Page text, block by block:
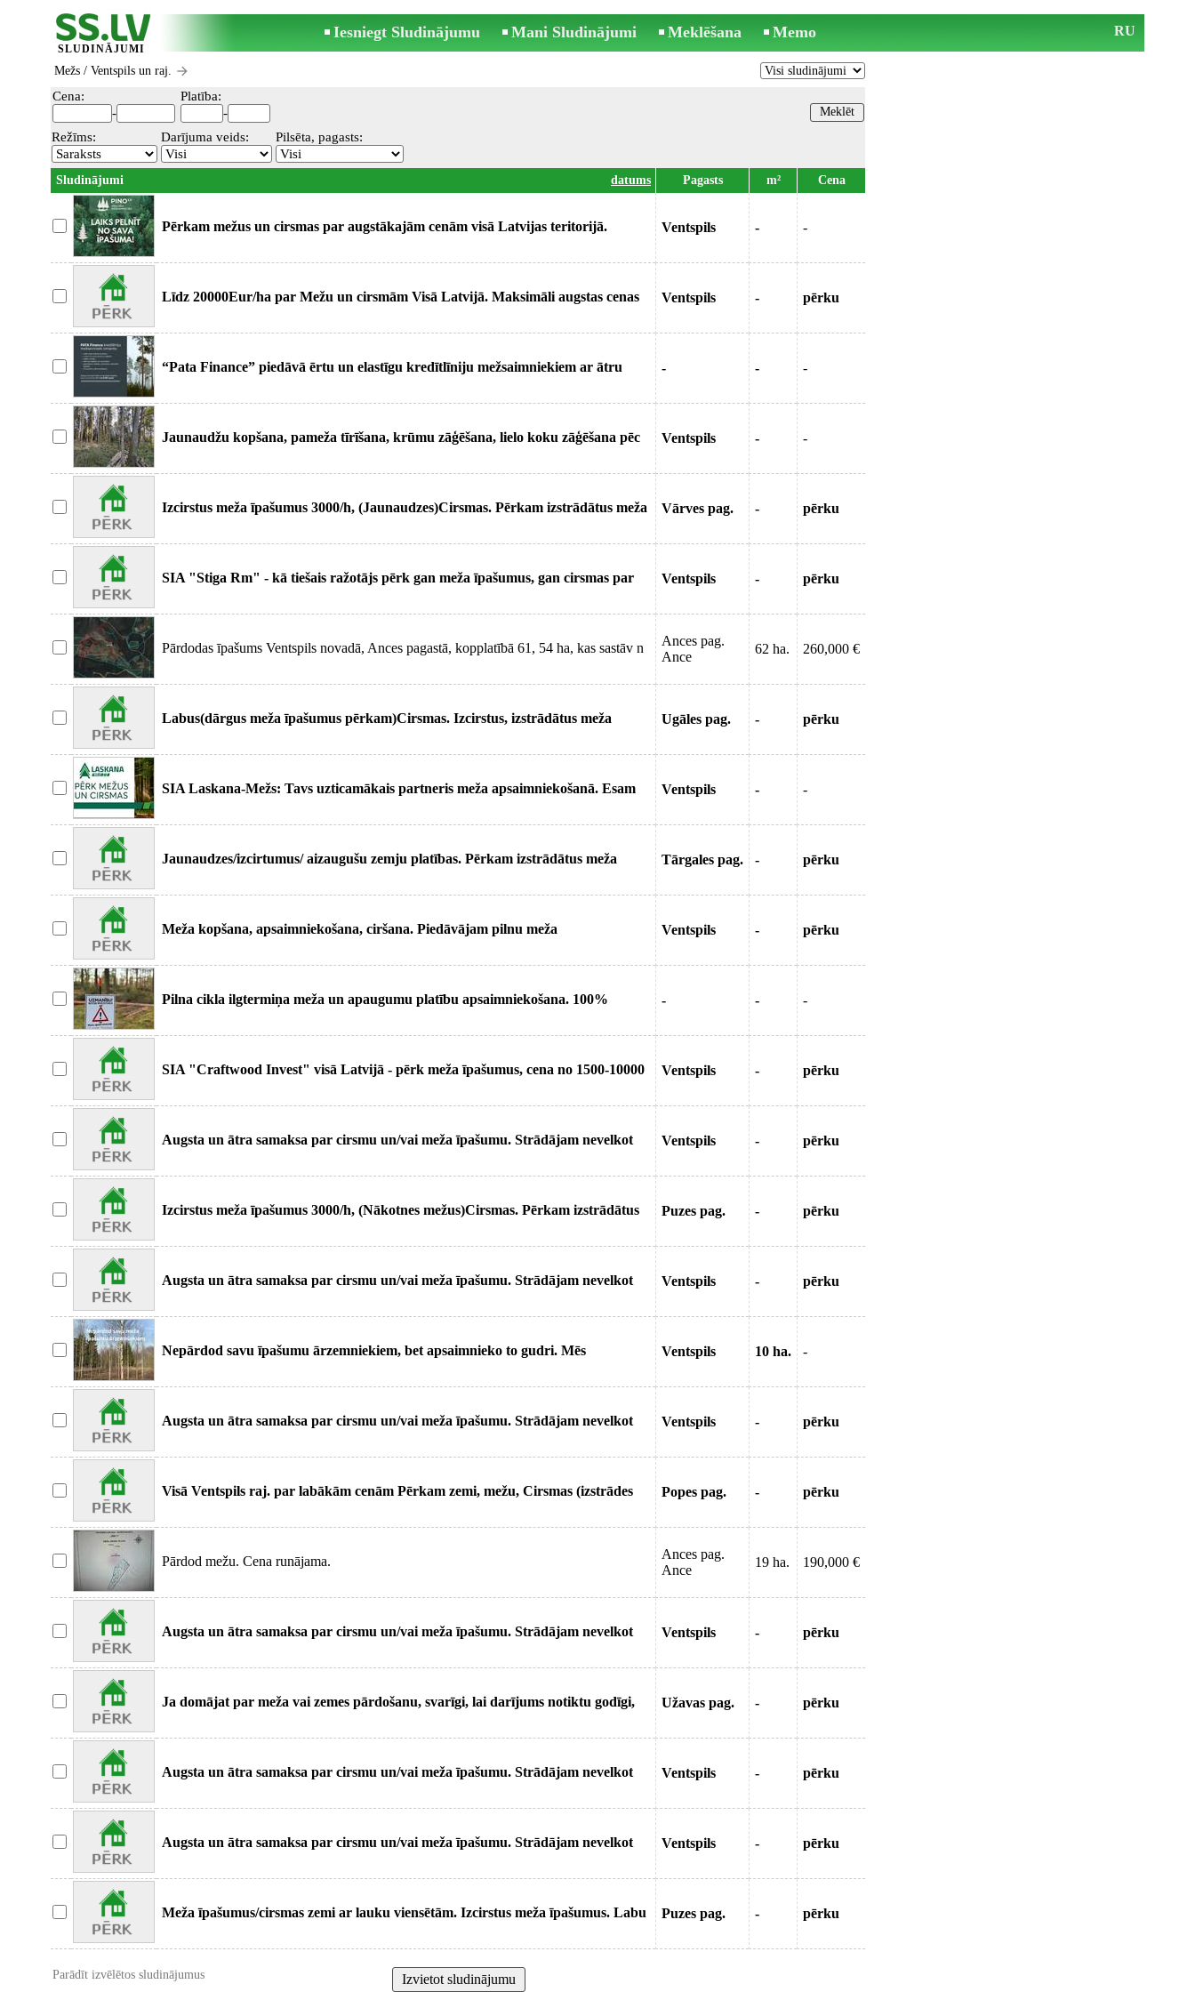
SLUDINĀJUMI
Iesniegt Sludinājumu Mani Sludinājumi Meklēšana Memo RU
Mežs / Ventspils un raj.
Cena:
-
Platība:
-
Režīms:
Darījuma veids: Pilsēta, pagasts:
Sludinājumi datums Pagasts m² Cena
Pērkam mežus un cirsmas par augstākajām cenām visā Latvijas teritorijā.
Ventspils - -
Līdz 20000Eur/ha par Mežu un cirsmām Visā Latvijā. Maksimāli augstas cenas
Ventspils - pērku
“Pata Finance” piedāvā ērtu un elastīgu kredītlīniju mežsaimniekiem ar ātru
- - -
Jaunaudžu kopšana, pameža tīrīšana, krūmu zāģēšana, lielo koku zāģēšana pēc
Ventspils - -
Izcirstus meža īpašumus 3000/h, (Jaunaudzes)Cirsmas. Pērkam izstrādātus meža
Vārves pag. - pērku
SIA "Stiga Rm" - kā tiešais ražotājs pērk gan meža īpašumus, gan cirsmas par
Ventspils - pērku
Pārdodas īpašums Ventspils novadā, Ances pagastā, kopplatībā 61, 54 ha, kas sastāv n
Ances pag.
Ance
62 ha. 260,000 €
Labus(dārgus meža īpašumus pērkam)Cirsmas. Izcirstus, izstrādātus meža
Ugāles pag. - pērku
SIA Laskana-Mežs: Tavs uzticamākais partneris meža apsaimniekošanā. Esam
Ventspils - -
Jaunaudzes/izcirtumus/ aizaugušu zemju platības. Pērkam izstrādātus meža
Tārgales pag. - pērku
Meža kopšana, apsaimniekošana, ciršana. Piedāvājam pilnu meža
Ventspils - pērku
Pilna cikla ilgtermiņa meža un apaugumu platību apsaimniekošana. 100%
- - -
SIA "Craftwood Invest" visā Latvijā - pērk meža īpašumus, cena no 1500-10000
Ventspils - pērku
Augsta un ātra samaksa par cirsmu un/vai meža īpašumu. Strādājam nevelkot
Ventspils - pērku
Izcirstus meža īpašumus 3000/h, (Nākotnes mežus)Cirsmas. Pērkam izstrādātus
Puzes pag. - pērku
Augsta un ātra samaksa par cirsmu un/vai meža īpašumu. Strādājam nevelkot
Ventspils - pērku
Nepārdod savu īpašumu ārzemniekiem, bet apsaimnieko to gudri. Mēs
Ventspils 10 ha. -
Augsta un ātra samaksa par cirsmu un/vai meža īpašumu. Strādājam nevelkot
Ventspils - pērku
Visā Ventspils raj. par labākām cenām Pērkam zemi, mežu, Cirsmas (izstrādes
Popes pag. - pērku
Pārdod mežu. Cena runājama.
Ances pag.
Ance
19 ha. 190,000 €
Augsta un ātra samaksa par cirsmu un/vai meža īpašumu. Strādājam nevelkot
Ventspils - pērku
Ja domājat par meža vai zemes pārdošanu, svarīgi, lai darījums notiktu godīgi,
Užavas pag. - pērku
Augsta un ātra samaksa par cirsmu un/vai meža īpašumu. Strādājam nevelkot
Ventspils - pērku
Augsta un ātra samaksa par cirsmu un/vai meža īpašumu. Strādājam nevelkot
Ventspils - pērku
Meža īpašumus/cirsmas zemi ar lauku viensētām. Izcirstus meža īpašumus. Labu Puzes pag. - pērku
Parādīt izvēlētos sludinājumus